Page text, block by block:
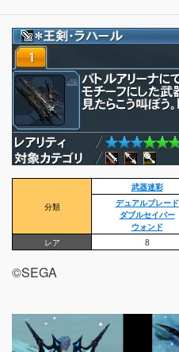
分類
武器迷彩
デュアルブレード
ダブルセイバー
ウォンド
レア
8
©SEGA